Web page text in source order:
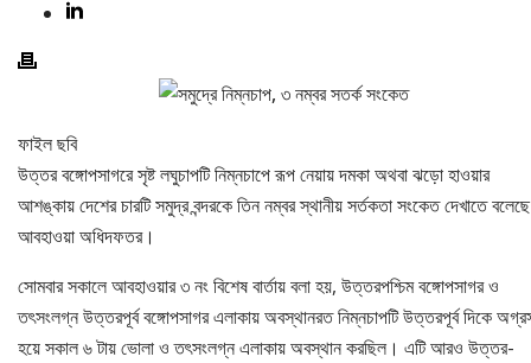
ফাইল ছবি
উত্তর বঙ্গোপসাগরে সৃষ্ট লঘুচাপটি নিম্নচাপে রূপ নেয়ায় দমকা অথবা ঝড়ো হাওয়ার
আশঙ্কায় দেশের চারটি সমুদ্র বন্দরকে তিন নম্বর স্থানীয় সর্তকতা সংকেত দেখাতে বলেছে
আবহাওয়া অধিদফতর।
সোমবার সকালে আবহাওয়ার ৩ নং বিশেষ বার্তায় বলা হয়, উত্তরপশ্চিম বঙ্গোপসাগর ও
তৎসংলগ্ন উত্তরপূর্ব বঙ্গোপসাগর এলাকায় অবস্থানরত নিম্নচাপটি উত্তরপূর্ব দিকে
হয়ে সকাল ৬ টায় ভোলা ও তৎসংলগ্ন এলাকায় অবস্থান করছিল। এটি আরও উত্তর-